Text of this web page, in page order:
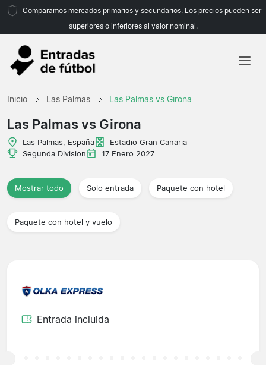
Comparamos mercados primarios y secundarios. Los precios pueden ser
superiores o inferiores al valor nominal.
Agencias de viajes
Inicio Las Palmas Las Palmas vs Girona
Las Palmas vs Girona
Las Palmas, España
Estadio Gran Canaria
Segunda Division
17 Enero 2027
Mostrar todo Solo entrada Paquete con hotel
Paquete con hotel y vuelo
Entrada incluida